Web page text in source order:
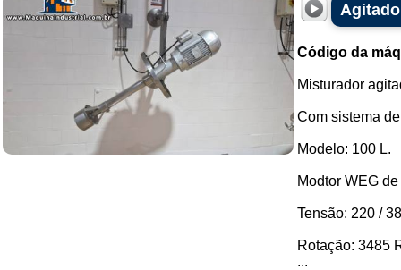
Código da
Misturador
Com sistema
Modelo: 100 L.
Modtor WEG
Tensão: 220 /
Rotação: 3485
...